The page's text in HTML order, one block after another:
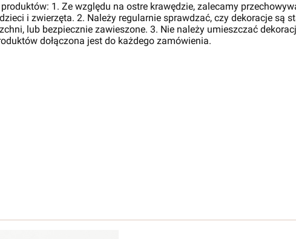
1. Ze względu na ostre krawędzie, zalecamy
i zwierzęta. 2. Należy regularnie sprawdzać, czy dekoracje są
lub bezpiecznie zawieszone. 3. Nie należy umieszczać
dołączona jest do każdego zamówienia.